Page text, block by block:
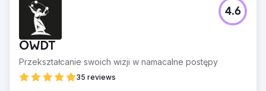
OWDT
Przekształcanie swoich wizji w namacalne postępy
35 reviews
4.6